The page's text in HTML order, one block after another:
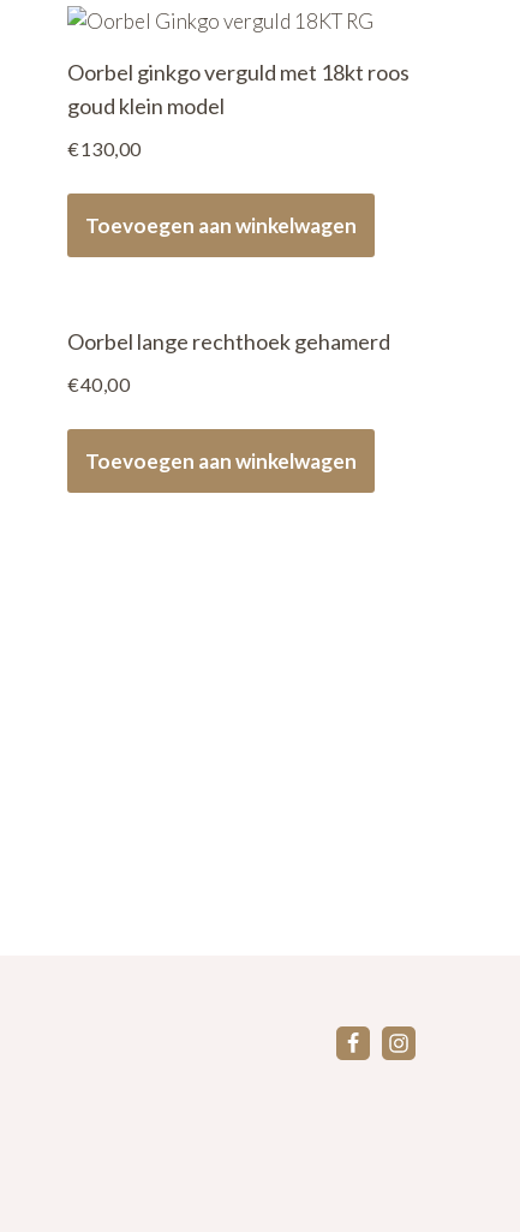
Oorbel ginkgo verguld met 18kt roos
goud klein model
€130,00
Toevoegen aan winkelwagen
Oorbel lange rechthoek gehamerd
€40,00
Toevoegen aan winkelwagen